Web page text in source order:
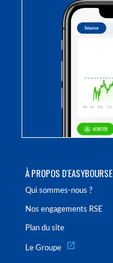
À PROPOS D'EASYBOURSE
Qui sommes-nous ?
Nos engagements RSE
Plan du site
Le Groupe